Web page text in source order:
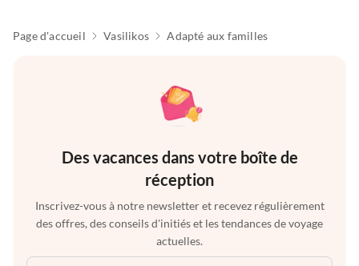
Page d'accueil Vasilikos Adapté aux familles
Des vacances dans votre boîte de
réception
Inscrivez-vous à notre newsletter et recevez régulièrement
des offres, des conseils d'initiés et les tendances de voyage
actuelles.